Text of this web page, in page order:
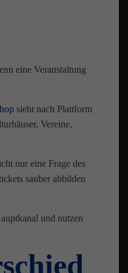
eine Veranstaltung
sieht nach Plattform
Vereine,
nur eine Frage des
sauber abbilden
und nutzen